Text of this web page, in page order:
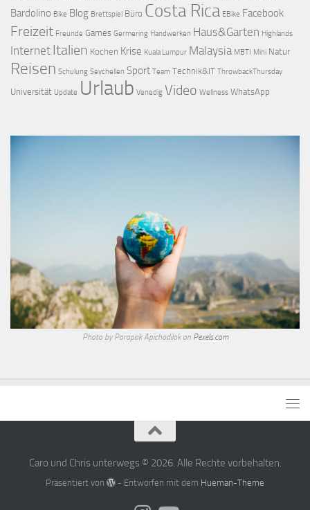
Bardolino Bike Blog Brettspiel Büro Costa Rica EBike Facebook
Freizeit Freunde Games Germering Handwerken Haus&Garten Highlands
Internet Italien Kochen Krise Kuala Lumpur Malaysia MBTI Mini Natur
Reisen Schulung Seychellen Sport Team Technik&IT ThrowbackThursday
Universität Update Urlaub Venedig Video Wellness WhatsApp
Photo by Porapak Apichodilok on Pexels.com
Caro und Chris unterwegs © 2026. Alle Rechte vorbehalten.
Präsentiert von - Entworfen mit dem Hueman-Theme